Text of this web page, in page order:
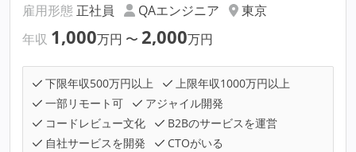
雇用形態 正社員 QAエンジニア
東京
年収 1,000万円 〜 2,000万円
下限年収500万円以上
上限年収1000万円以上
一部リモート可
アジャイル開発
コードレビュー文化
B2Bのサービスを運営
自社サービスを開発
CTOがいる